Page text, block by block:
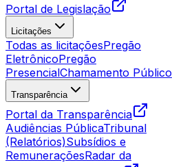
Portal de Legislação
Licitações
Todas as licitaçõesPregão
EletrônicoPregão
PresencialChamamento Público
Transparência
Portal da Transparência
Audiências PúblicaTribunal
(Relatórios)Subsídios e
RemuneraçõesRadar da